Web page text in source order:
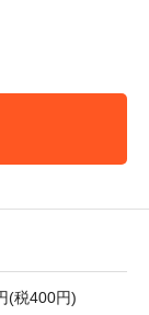
(税400円)